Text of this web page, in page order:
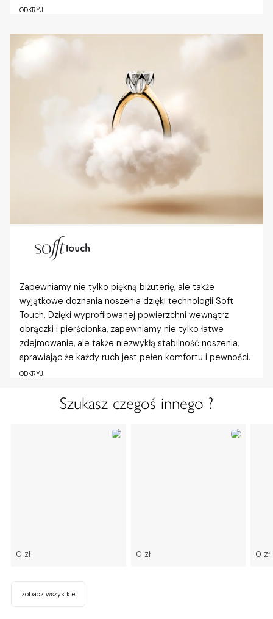
ODKRYJ
Zapewniamy nie tylko piękną biżuterię, ale także
wyjątkowe doznania noszenia dzięki technologii Soft
Touch. Dzięki wyprofilowanej powierzchni wewnątrz
obrączki i pierścionka, zapewniamy nie tylko łatwe
zdejmowanie, ale także niezwykłą stabilność noszenia,
sprawiając że każdy ruch jest pełen komfortu i pewności.
ODKRYJ
Szukasz czegoś innego ?
0 zł 0 zł 0 zł
zobacz wszystkie